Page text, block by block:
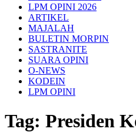
LPM OPINI 2026
ARTIKEL
MAJALAH
BULETIN MORPIN
SASTRANITE
SUARA OPINI
O-NEWS
KODEIN
LPM OPINI
Tag: Presiden